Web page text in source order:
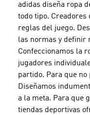
adidas diseña ropa
todo tipo.
reglas del juego.
las normas y definir
Confeccionamos la
jugadores
partido. Para que
Diseñamos
a la meta. Para que
tiendas deportivas